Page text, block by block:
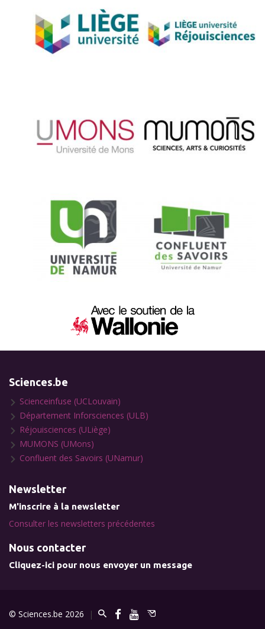
Sciences.be
Scienceinfuse (UCLouvain)
Département Inforsciences (ULB)
Réjouisciences (ULiège)
MUMONS (UMons)
Confluent des Savoirs (UNamur)
Newsletter
M'inscrire à la newsletter
Consulter les newsletters précédentes
Nous contacter
Cliquez-ici pour nous envoyer un message
© Sciences.be 2026 |